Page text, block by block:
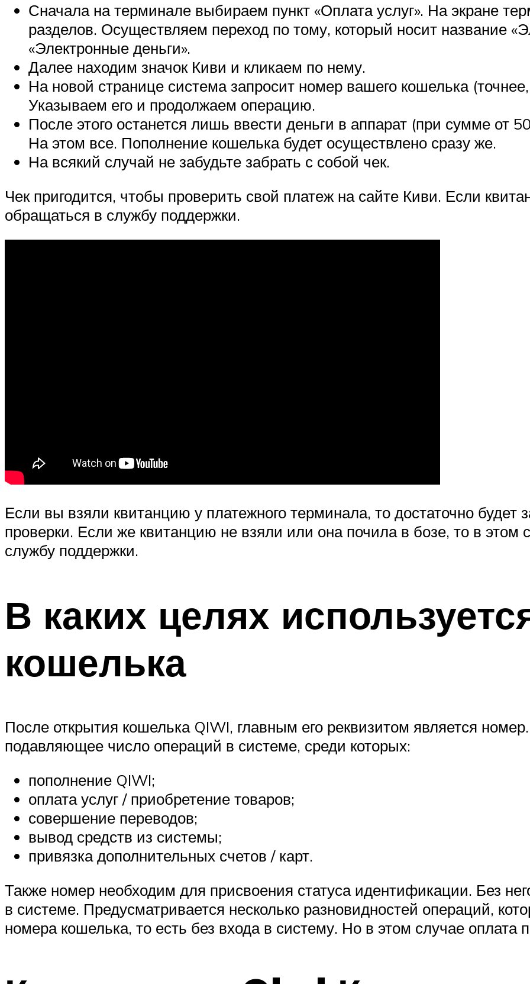
Сначала на терминале выбираем пункт «Оплата услуг». На экране
разделов. Осуществляем переход по тому, который носит название
«Электронные деньги».
Далее находим значок Киви и кликаем по нему.
На новой странице система запросит номер вашего кошелька
Указываем его и продолжаем операцию.
После этого останется лишь ввести деньги в аппарат (при сумме от
На этом все. Пополнение кошелька будет осуществлено сразу же.
На всякий случай не забудьте забрать с собой чек.
Чек пригодится, чтобы проверить свой платеж на сайте Киви. Если
обращаться в службу поддержки.
Если вы взяли квитанцию у платежного терминала, то достаточно
проверки. Если же квитанцию не взяли или она почила в бозе, то в этом
службу поддержки.
В каких целях
кошелька
После открытия кошелька QIWI, главным его реквизитом является
подавляющее число операций в системе, среди которых:
пополнение QIWI;
оплата услуг / приобретение товаров;
совершение переводов;
вывод средств из системы;
привязка дополнительных счетов / карт.
Также номер необходим для присвоения статуса идентификации. Без
в системе. Предусматривается несколько разновидностей операций,
номера кошелька, то есть без входа в систему. Но в этом случае оплата